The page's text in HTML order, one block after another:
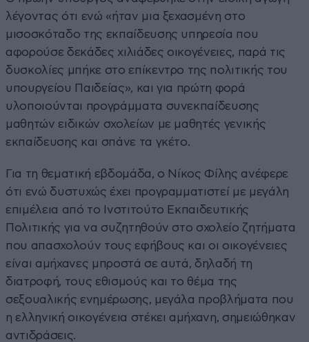
λέγοντας ότι ενώ «ήταν μια ξεχασμένη στο
μισοσκόταδο της εκπαίδευσης υπηρεσία που
αφορούσε δεκάδες χιλιάδες οικογένειες, παρά τις
δυσκολίες μπήκε στο επίκεντρο της πολιτικής του
υπουργείου Παιδείας», και για πρώτη φορά
υλοποιούνται προγράμματα συνεκπαίδευσης
μαθητών ειδικών σχολείων με μαθητές γενικής
εκπαίδευσης και σπάνε τα γκέτο.
Για τη θεματική εβδομάδα, ο Νίκος Φίλης ανέφερε
ότι ενώ δυστυχώς έχει προγραμματιστεί με μεγάλη
επιμέλεια από το Ινστιτούτο Εκπαιδευτικής
Πολιτικής για να συζητηθούν στο σχολείο ζητήματα
που απασχολούν τους εφήβους και οι οικογένειες
είναι αμήχανες μπροστά σε αυτά, δηλαδή τη
διατροφή, τους εθισμούς και το θέμα της
σεξουαλικής ενημέρωσης, μεγάλα προβλήματα που
η ελληνική οικογένεια στέκει αμήχανη, σημειώθηκαν
αντιδράσεις.